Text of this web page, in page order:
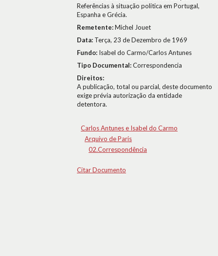
Referências à situação politica em Portugal,
Espanha e Grécia.
Remetente:Michel Jouet
Data: Terça, 23 de Dezembro de 1969
Fundo: Isabel do Carmo/Carlos Antunes
Tipo Documental:Correspondencia
Direitos:
A publicação, total ou parcial, deste documento
exige prévia autorização da entidade
detentora.
Carlos Antunes e Isabel do Carmo
Arquivo de Paris
02.Correspondência
Citar Documento